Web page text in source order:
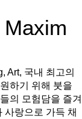
Art, 국내 최고의
하기 위해 붓을
의 모험담을 즐겨
사랑으로 가득 채